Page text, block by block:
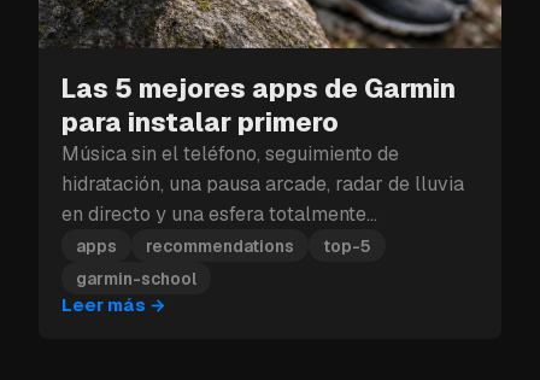
Las 5 mejores apps de Garmin
para instalar primero
Música sin el teléfono, seguimiento de
hidratación, una pausa arcade, radar de lluvia
en directo y una esfera totalmente
personalizable: estas son las cinco apps de
Garmin que debes instalar primero.
apps recommendations
top-5
garmin-school
Leer más →